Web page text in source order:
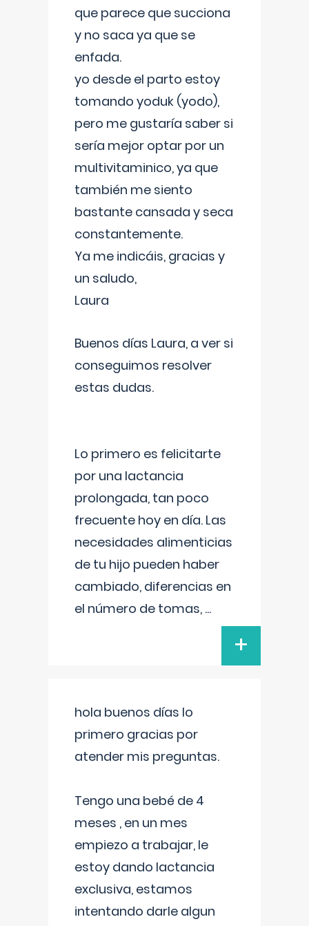
que parece que succiona
y no saca ya que se
enfada.
yo desde el parto estoy
tomando yoduk (yodo),
pero me gustaría saber si
sería mejor optar por un
multivitaminico, ya que
también me siento
bastante cansada y seca
constantemente.
Ya me indicáis, gracias y
un saludo,
Laura
Buenos días Laura, a ver si
conseguimos resolver
estas dudas.
Lo primero es felicitarte
por una lactancia
prolongada, tan poco
frecuente hoy en día. Las
necesidades alimenticias
de tu hijo pueden haber
cambiado, diferencias en
el número de tomas, ...
+
hola buenos días lo
primero gracias por
atender mis preguntas.
Tengo una bebé de 4
meses , en un mes
empiezo a trabajar, le
estoy dando lactancia
exclusiva, estamos
intentando darle algun